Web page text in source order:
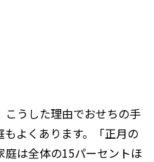
こうした理由でおせちの手
よくあります。「正月の
は全体の15パーセントほ